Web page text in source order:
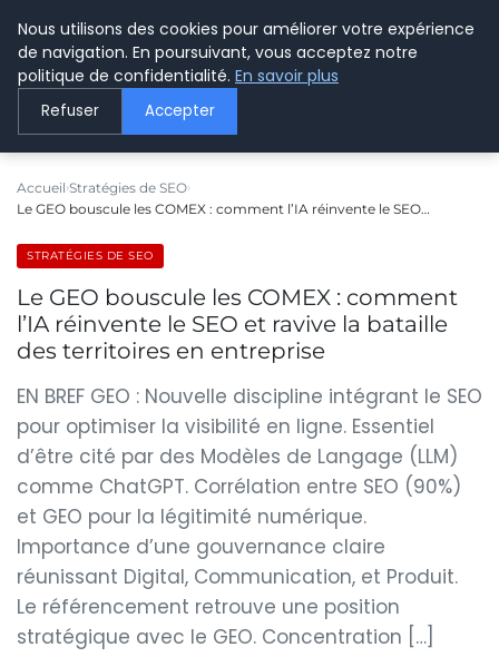
LE WEBMARKETING
Accueil Stratégies de SEO
Le GEO bouscule les COMEX : comment l’IA réinvente le SEO…
STRATÉGIES DE SEO
Le GEO bouscule les COMEX : comment
l’IA réinvente le SEO et ravive la bataille
des territoires en entreprise
EN BREF GEO : Nouvelle discipline intégrant le SEO
pour optimiser la visibilité en ligne. Essentiel
d’être cité par des Modèles de Langage (LLM)
comme ChatGPT. Corrélation entre SEO (90%)
et GEO pour la légitimité numérique.
Importance d’une gouvernance claire
réunissant Digital, Communication, et Produit.
Le référencement retrouve une position
stratégique avec le GEO. Concentration […]
Nous utilisons des cookies pour améliorer votre expérience
de navigation. En poursuivant, vous acceptez notre
politique de confidentialité. En savoir plus
Refuser Accepter